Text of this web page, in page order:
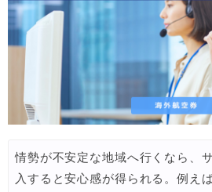
情勢が不安定な地域へ行くなら、
入すると安心感が得られる。例え